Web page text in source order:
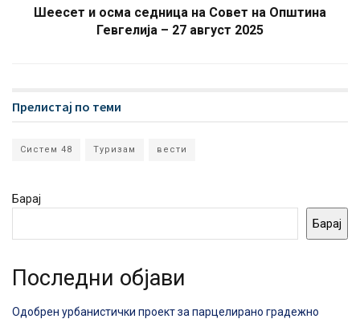
Шеесет и осма седница на Совет на Општина
Гевгелија – 27 август 2025
Прелистај по теми
Систем 48 Туризам вести
Барај
Барај
Последни објави
Одобрен урбанистички проект за парцелирано градежно